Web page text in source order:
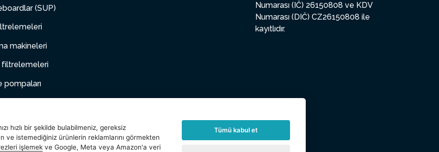
(SUP)
makineleri
filtrelemeleri
pompaları
Numarası (IČ) 26150808 ve KDV
Numarası (DIČ) CZ26150808 ile
kayıtlıdır.
hızlı bir şekilde bulabilmeniz, gereksiz
ve istemediğiniz ürünlerin reklamlarını görmekten
işlemek ve Google, Meta veya Amazon'a veri
Tümü kabul et